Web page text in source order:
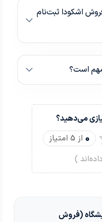
اشکودا ثبت‌نام
مهم است؟
می‌دهید؟
0 از 5 امتیاز
)
(فروش